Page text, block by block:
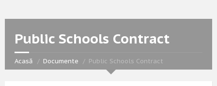
Public Schools Contract
Acasă Documente Public Schools Contract